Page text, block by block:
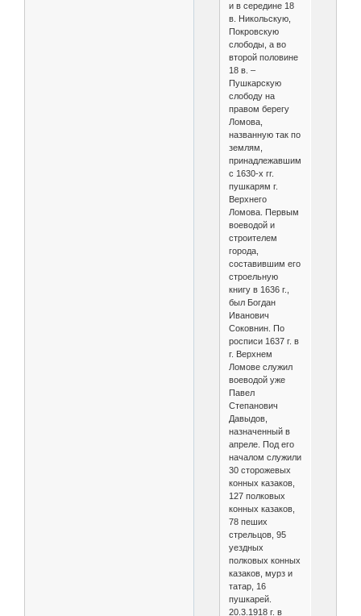
и в середине 18
в. Никольскую,
Покровскую
слободы, а во
второй половине
18 в. –
Пушкарскую
слободу на
правом берегу
Ломова,
названную так по
землям,
принадлежавшим
с 1630-х гг.
пушкарям г.
Верхнего
Ломова. Первым
воеводой и
строителем
города,
составившим его
строельную
книгу в 1636 г.,
был Богдан
Иванович
Соковнин. По
росписи 1637 г. в
г. Верхнем
Ломове служил
воеводой уже
Павел
Степанович
Давыдов,
назначенный в
апреле. Под его
началом служили
30 сторожевых
конных казаков,
127 полковых
конных казаков,
78 пеших
стрельцов, 95
уездных
полковых конных
казаков, мурз и
татар, 16
пушкарей.
20.3.1918 г. в